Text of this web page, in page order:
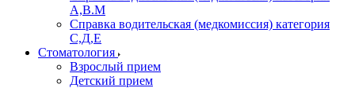
А,В.М
Справка водительская (медкомиссия) категория
С,Д,Е
Стоматология
Взрослый прием
Детский прием